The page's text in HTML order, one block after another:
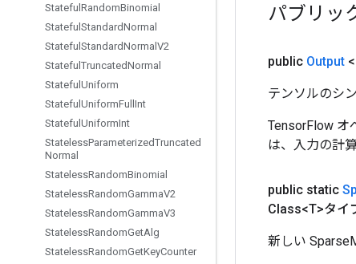
Stateful RandomBinomial
Stateful StandardNormal
Stateful StandardNormal V2
Stateful TruncatedNormal
Stateful Uniform
Stateful UniformFull Int
Stateful UniformInt
StatelessParameterizedTruncated
Normal
StatelessRandomBinomial
StatelessRandomGammaV2
StatelessRandomGammaV3
StatelessRandomGetAlg
StatelessRandomGetKeyCounter
パブリッ
public Output
テンソルのシ
TensorFlow オ
は、入力の計
public static
Class<T>タイ
新しい